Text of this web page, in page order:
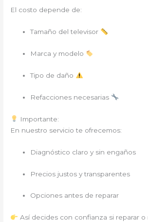
El costo depende de:
Tamaño del televisor
Marca y modelo
Tipo de daño
Refacciones necesarias
Importante:
En nuestro servicio te ofrecemos:
Diagnóstico claro y sin engaños
Precios justos y transparentes
Opciones antes de reparar
Así decides con confianza si reparar o